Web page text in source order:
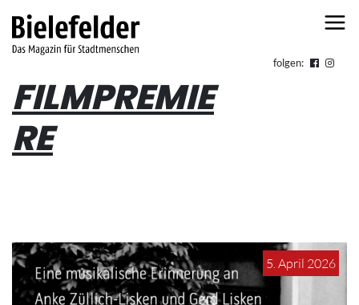
folgen:
FILMPREMIE
RE
5. April 2026